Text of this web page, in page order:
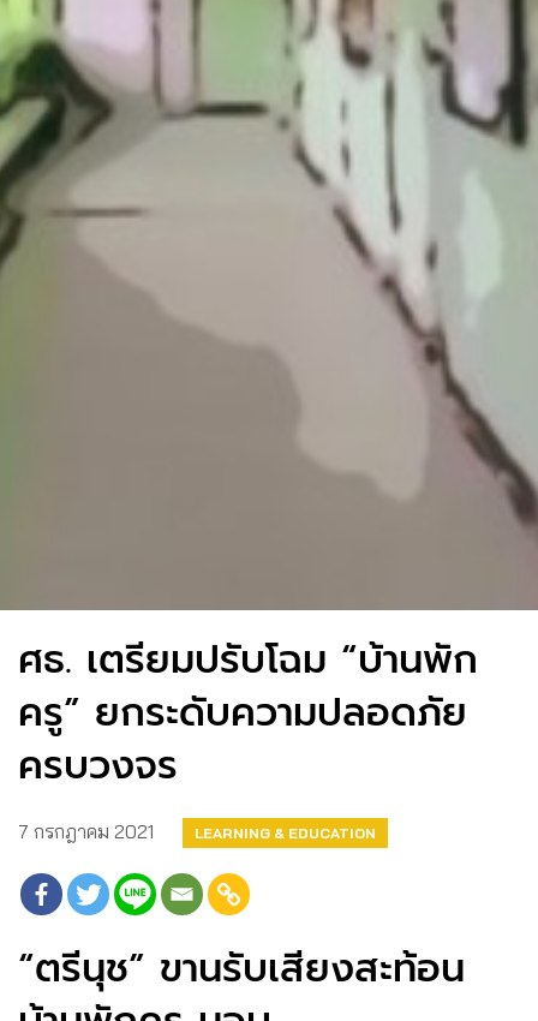
ศธ. เตรียมปรับโฉม “บ้านพัก
ครู” ยกระดับความปลอดภัย
ครบวงจร
7 กรกฎาคม 2021 LEARNING & EDUCATION
“ตรีนุช” ขานรับเสียงสะท้อน